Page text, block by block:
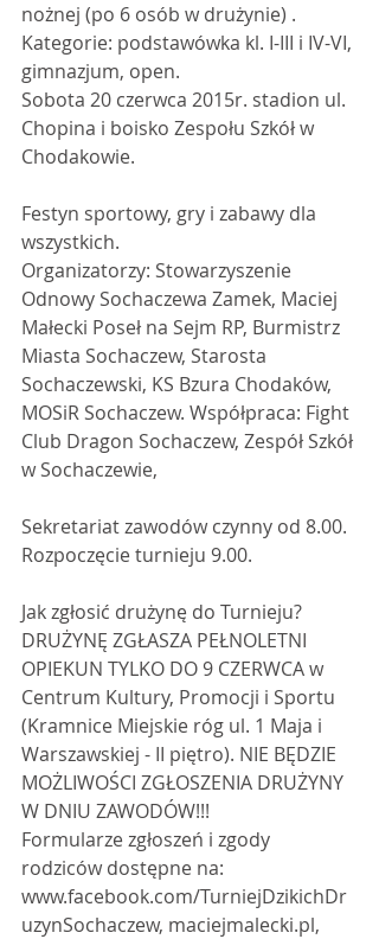
nożnej (po 6 osób w drużynie) .
Kategorie: podstawówka kl. I-III i IV-VI,
gimnazjum, open.
Sobota 20 czerwca 2015r. stadion ul.
Chopina i boisko Zespołu Szkół w
Chodakowie.
Festyn sportowy, gry i zabawy dla
wszystkich.
Organizatorzy: Stowarzyszenie
Odnowy Sochaczewa Zamek, Maciej
Małecki Poseł na Sejm RP, Burmistrz
Miasta Sochaczew, Starosta
Sochaczewski, KS Bzura Chodaków,
MOSiR Sochaczew. Współpraca: Fight
Club Dragon Sochaczew, Zespół Szkół
w Sochaczewie,
Sekretariat zawodów czynny od 8.00.
Rozpoczęcie turnieju 9.00.
Jak zgłosić drużynę do Turnieju?
DRUŻYNĘ ZGŁASZA PEŁNOLETNI
OPIEKUN TYLKO DO 9 CZERWCA w
Centrum Kultury, Promocji i Sportu
(Kramnice Miejskie róg ul. 1 Maja i
Warszawskiej - II piętro). NIE BĘDZIE
MOŻLIWOŚCI ZGŁOSZENIA DRUŻYNY
W DNIU ZAWODÓW!!!
Formularze zgłoszeń i zgody
rodziców dostępne na:
www.facebook.com/TurniejDzikichDr
uzynSochaczew, maciejmalecki.pl,